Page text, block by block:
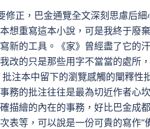
正，巴金通覽全文深刻思慮后
想重寫這本小說，可是我終于廢
新的工具。《家》曾經盡了它的
改的只是那些用字不當當的處所
注本中留下的瀏覽感觸的闡釋性
務的批注往往是最為切近作者心
描繪的內在的事務，好比巴金成
表等，可以說是一份可貴的寫作“